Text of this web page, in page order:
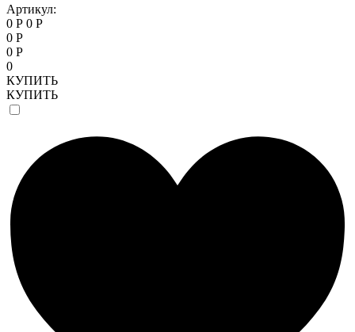
Артикул:
0 Р 0 Р
0 Р
0 Р
0
КУПИТЬ
КУПИТЬ